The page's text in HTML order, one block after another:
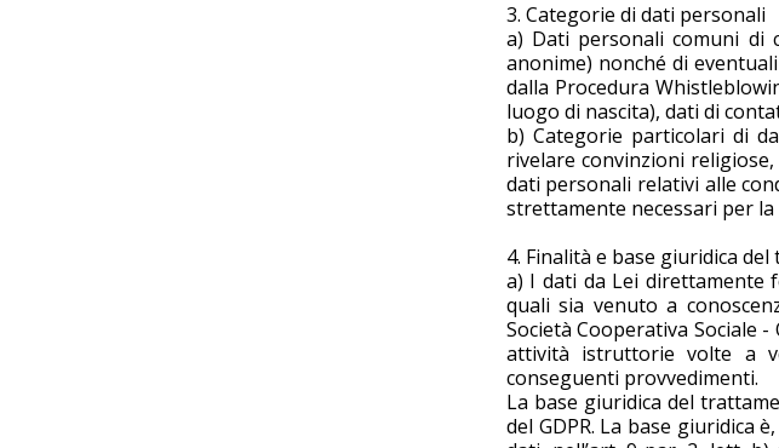
3. Categorie di dati personali
a) Dati personali comuni di
anonime) nonché di
dalla Procedura
luogo di nascita), dati di
b) Categorie particolari di
rivelare convinzioni
dati personali relativi alle
strettamente necessari per
4. Finalità e base giuridica
a) I dati da Lei direttamente
quali sia venuto a
Società Cooperativa Sociale
attività istruttorie volte a
conseguenti provvedimenti.
La base giuridica del
del GDPR. La base giuridica